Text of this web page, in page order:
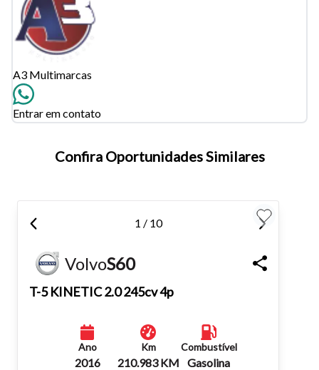
atalhos Ctrl+ (para aumentar) e Ctrl- (para diminuir) no seu
teclado.
Fechar
A3 Multimarcas
Entrar em contato
Confira Oportunidades Similares
1 / 10
VolvoS60
T-5 KINETIC 2.0 245cv 4p
Ano
2016
Km
210.983 KM
Combustível
Gasolina